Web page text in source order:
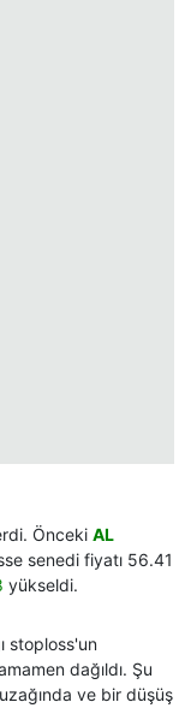
Önceki AL
senedi fiyatı 56.41
yükseldi.
stoploss'un
dağıldı. Şu
ve bir düşüş